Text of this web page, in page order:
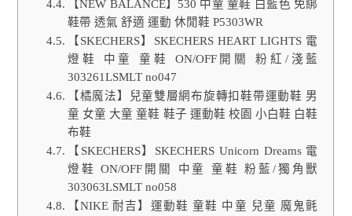
【NEW BALANCE】530 中童 童鞋 白藍色 免綁
鞋帶 透氣 舒適 運動 休閒鞋 P5303WR
【SKECHERS】SKECHERS HEART LIGHTS 電
燈鞋 中童 童鞋 ON/OFF開關 粉紅/淺藍
303261LSMLT no047
【橘魔法】兒童雙層網布旋轉扣鞋帶運動鞋 男
童 女童 大童 童鞋 鞋子 運動鞋 校園 小白鞋 白鞋
布鞋
【SKECHERS】SKECHERS Unicorn Dreams 電
燈鞋 ON/OFF開關 中童 童鞋 粉藍/獨角獸
303063LSMLT no058
【NIKE 耐吉】運動鞋 童鞋 中童 兒童 魔鬼氈